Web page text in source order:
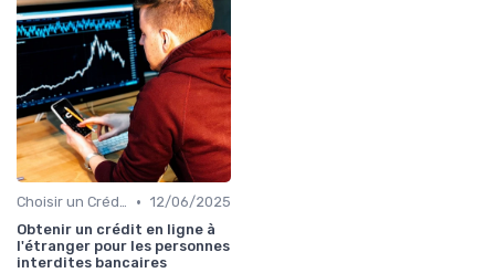
Choisir un Crédit Immobilier • 12/06/2025
Obtenir un crédit en ligne à
l'étranger pour les personnes
interdites bancaires